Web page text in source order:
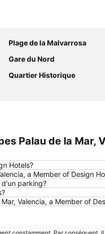
Plage de la Malvarrosa
Gare du Nord
Quartier Historique
Palau de la Mar,
Hotels?
a Member of Design
d'un parking?
Valencia, a Member of